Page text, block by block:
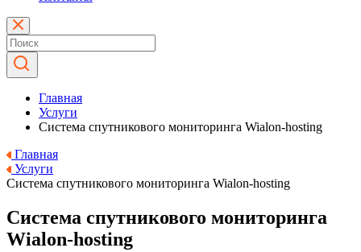
Главная
Услуги
Система спутникового мониторинга Wialon-hosting
Главная
Услуги
Система спутникового мониторинга Wialon-hosting
Система спутникового мониторинга
Wialon-hosting